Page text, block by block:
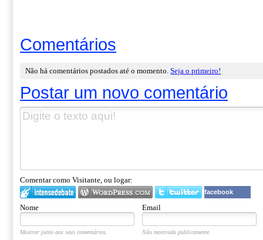
Comentários
Não há comentários postados até o momento.Seja o primeiro!
Postar um novo comentário
Comentar como Visitante, ou logar:
facebook
Nome Email
Mostrar junto aos seus comentários. Não mostrado publicamente.